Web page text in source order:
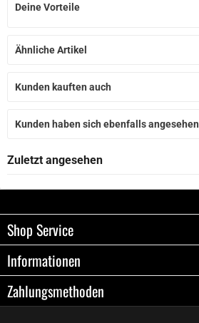
Deine Vorteile
Ähnliche Artikel
Kunden kauften auch
Kunden haben sich ebenfalls angesehen
Zuletzt angesehen
Shop Service
Informationen
Zahlungsmethoden